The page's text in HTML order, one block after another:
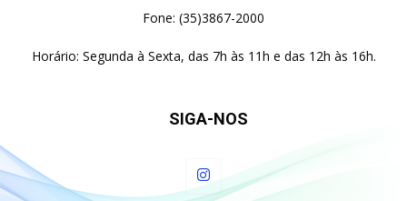
Fone: (35)3867-2000
Horário: Segunda à Sexta, das 7h às 11h e das 12h às 16h.
SIGA-NOS